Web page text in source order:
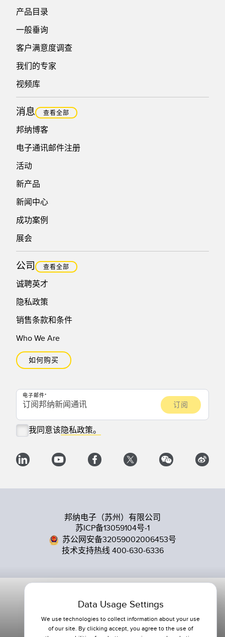
产品目录
一般垂询
客户满意度调查
我们的专家
视频库
消息 查看全部
邦纳博客
电子通讯邮件注册
活动
新产品
新闻中心
成功案例
展会
公司 查看全部
诚聘英才
隐私政策
销售条款和条件
Who We Are
如何购买
电子邮件
我同意该 隐私政策。
邦纳电子（苏州）有限公司
苏ICP备13059104号-1
苏公网安备32059002006453号
技术支持热线 400-630-6336
Data Usage Settings
We use technologies to collect information about your use
of our site. By clicking accept, you agree to the use of